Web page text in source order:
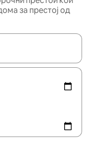
за престој од
се со копчињата